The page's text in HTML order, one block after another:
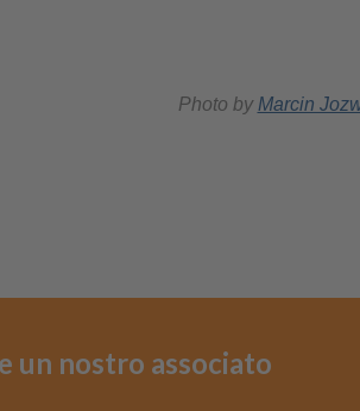
Photo byMarcin
un nostro associato